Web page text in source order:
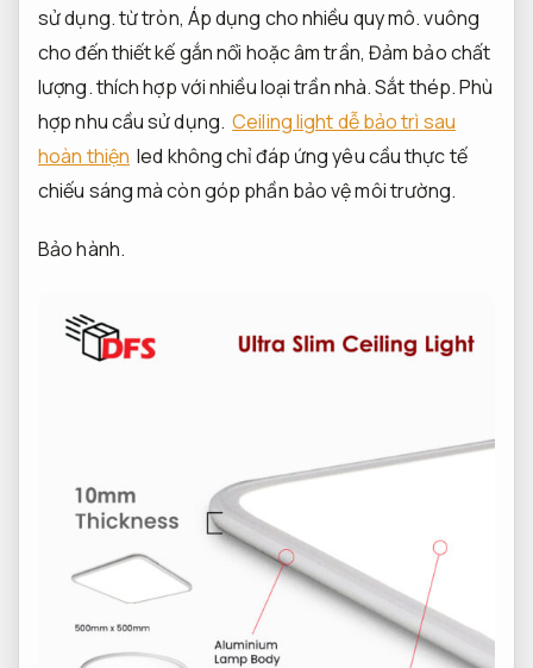
sử dụng.từ tròn, Áp dụng cho nhiều quy mô.vuông
cho đến thiết kế gắn nổi hoặc âm trần, Đảm bảo chất
lượng.thích hợp với nhiều loại trần nhà.Sắt thép.Phù
hợp nhu cầu sử dụng. Ceiling light dễ bảo trì sau
hoàn thiện led không chỉ đáp ứng yêu cầu thực tế
chiếu sáng mà còn góp phần bảo vệ môi trường.
Bảo hành.